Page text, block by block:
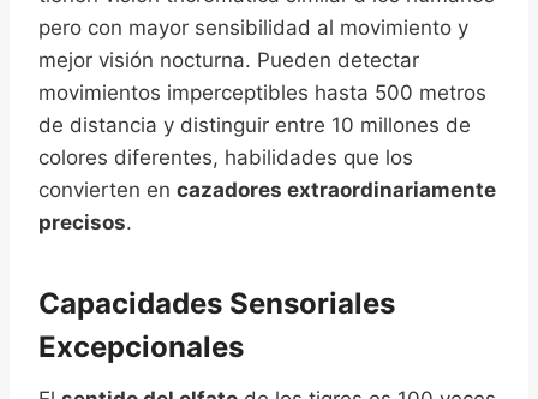
pero con mayor sensibilidad al movimiento y
mejor visión nocturna. Pueden detectar
movimientos imperceptibles hasta 500 metros
de distancia y distinguir entre 10 millones de
colores diferentes, habilidades que los
convierten en cazadores extraordinariamente
precisos.
Capacidades Sensoriales
Excepcionales